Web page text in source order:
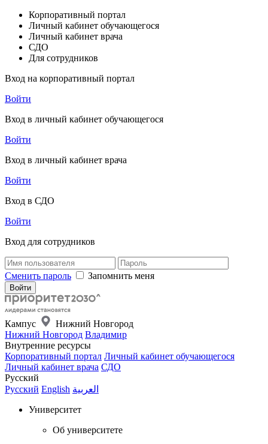
Корпоративный портал
Личный кабинет обучающегося
Личный кабинет врача
СДО
Для сотрудников
Вход на корпоративный портал
Войти
Вход в личный кабинет обучающегося
Войти
Вход в личный кабинет врача
Войти
Вход в СДО
Войти
Вход для сотрудников
Сменить пароль Запомнить меня
Кампус
Нижний Новгород
Нижний Новгород Владимир
Внутренние ресурсы
Корпоративный портал Личный кабинет обучающегося
Личный кабинет врача СДО
Русский
Русский English العربية
Университет
Об университете